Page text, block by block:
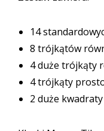
14
8 trójkątów
4 duże trójkąty
4 trójkąty
2 duże kwadraty